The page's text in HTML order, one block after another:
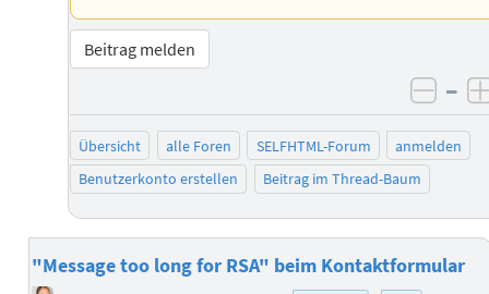
Beitrag melden
–
Übersicht alle Foren SELFHTML-Forum
anmelden
Benutzerkonto erstellen
Beitrag im Thread-Baum
"Message too long for RSA" beim Kontaktformular